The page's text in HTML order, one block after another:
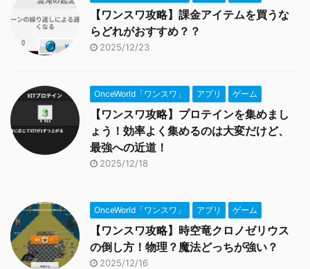
【ワンスワ攻略】課金アイテムを買うな
らどれがおすすめ？？
2025/12/23
OnceWorld「ワンスワ」 アプリ ゲーム
【ワンスワ攻略】プロテインを集めまし
ょう！効率よく集めるのは大変だけど、
最強への近道！
2025/12/18
OnceWorld「ワンスワ」 アプリ ゲーム
【ワンスワ攻略】時空竜クロノゼリウス
の倒し方！物理？魔法どっちが強い？
2025/12/16